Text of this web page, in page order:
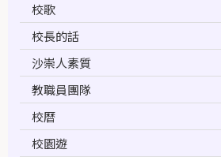
校歌
校長的話
沙崇人素質
教職員團隊
校曆
校園遊